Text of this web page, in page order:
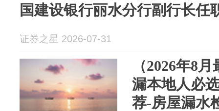
国建设银行丽水分行副行长任
证券之星 2026-07-31
（2026年8
漏本地人必
荐-房屋漏水